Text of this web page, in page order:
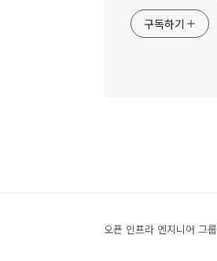
구독하기
오픈 인프라 엔지니어 그룹